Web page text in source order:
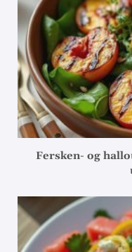
Fersken- og